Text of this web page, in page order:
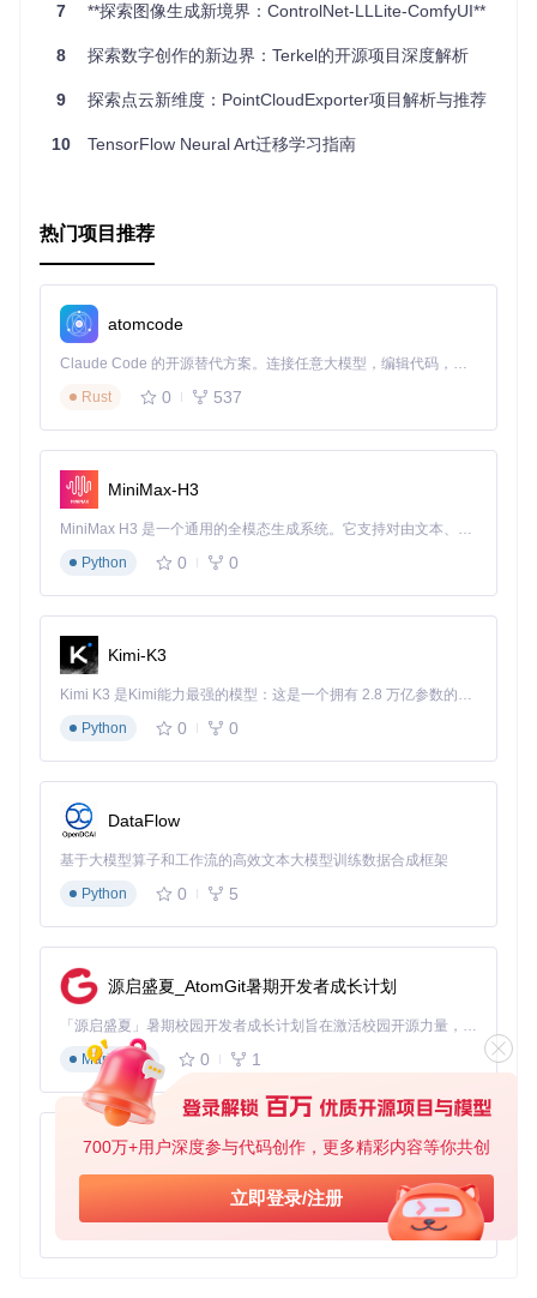
700万+用户深度参与代码创作，更多精彩内容等你共创
立即登录/注册
Iterare纳入你的开发工具箱，你会发现处理数据变得前所
未有的简单和高效。让我们一起享受编程的乐趣，让数据处理
工作变得更加得心应手！
7 **探索图像生成新境界：ControlNet-LLLite-ComfyUI**
8 探索数字创作的新边界：Terkel的开源项目深度解析
9 探索点云新维度：PointCloudExporter项目解析与推荐
10 TensorFlow Neural Art迁移学习指南
热门项目推荐
atomcode
Claude Code 的开源替代方案。连接任意大模型，编辑代码，运行命令，自动验证 — 全自动执行。用 Rust 构建，极致性能。 ｜ An open-source alternative to Claude Code. Connect any LLM, edit code, run commands, and verify changes — autonomously. Built in Rust for speed. Get Started
Rust
0 537
MiniMax-H3
MiniMax H3 是一个通用的全模态生成系统。它支持对由文本、图像、视频和音频组成的多模态上下文进行统一理解，并能生成分辨率高达 2K、时长可达 15 秒的带原生立体声音频的视频。得益于面向任务泛化的系统设计，H3 在预训练阶段就已具备广泛的多模态上下文理解与生成能力，能够出色地执行复杂的多模态指令。
Python
0 0
Kimi-K3
Kimi K3 是Kimi能力最强的模型：这是一个拥有 2.8 万亿参数的混合专家（MoE）模型，具备原生视觉理解能力，并支持 100 万 token 的上下文窗口。
Python
0 0
DataFlow
基于大模型算子和工作流的高效文本大模型训练数据合成框架
Python
0 5
源启盛夏_AtomGit暑期开发者成长计划
「源启盛夏」暑期校园开发者成长计划旨在激活校园开源力量，通过积分激励、认证扶持、资源倾斜等形式，引导高校组织和开发者完成「入驻 — 建项目 — 做贡献 — 获认证 — 得资源」的完整闭环。无论你是想带领社团入驻平台的组织者，还是希望用代码贡献证明自己的开发者，都能在这里找到属于你的成长路径。
Markdown
0 1
py-xiaozhi
基于Python的Xiaozhi AI，适用于想要完整Xiaozhi体验而无需拥有专用硬件的用户。
Python
0 1